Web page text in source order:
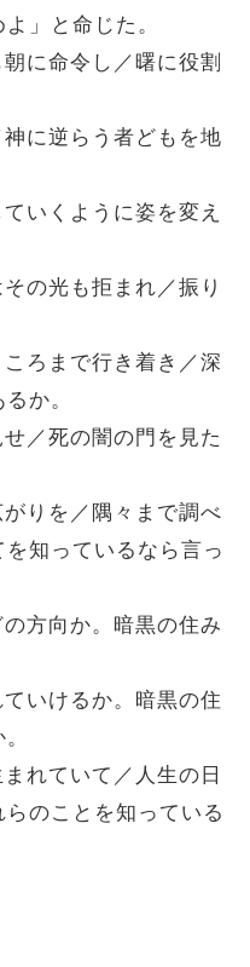
」と命じた。
に命令し／曙に役割
に逆らう者どもを地
いくように姿を変え
の光も拒まれ／振り
ろまで行き着き／深
か。
／死の闇の門を見た
りを／隅々まで調べ
知っているなら言っ
方向か。暗黒の住み
いけるか。暗黒の住
れていて／人生の日
のことを知っている